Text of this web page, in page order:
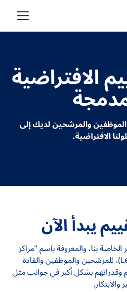
الافتراضية
والمرشحين لديك إلى
الافتراضية.
يبدأ الآن
بنا، والمعروفة باسم "مراكز
التعلم" (Learning Centers)، للمرشحين والموظفين والقادة
بشكل أكبر في جوانب مثل
والابتكار.